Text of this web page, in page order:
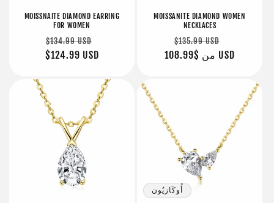
MOISSNAITE DIAMOND EARRING
FOR WOMEN
سعر
عادي
$134.99 USD
البيع$124.99 USD
MOISSANITE DIAMOND WOMEN
NECKLACES
سعر
عادي
$135.99 USD
البيع
من $108.99 USD
أُوكَازيُون